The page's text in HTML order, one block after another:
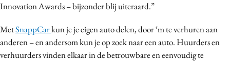
Digital transformation
Diversiteit
Effectiviteit
Gedragsverandering
Innovation Awards – bijzonder blij uiteraard.”
MetSnappCarkun je je eigen auto delen, door ‘m te verhuren aan
anderen – en andersom kun je op zoek naar een auto. Huurders en
verhuurders vinden elkaar in de betrouwbare en eenvoudig te